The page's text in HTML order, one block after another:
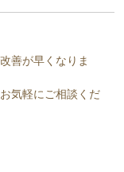
善が早くなりま
気軽にご相談くだ